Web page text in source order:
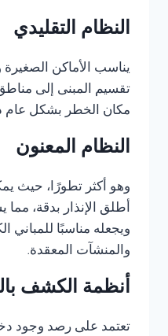
النظام التقليدي
يناسب الأماكن الصغيرة
تقسيم المبنى إلى
مكان الخطر بشكل عام
النظام المعنون
وهو أكثر تطورًا، حيث
أطلق الإنذار بدقة،
ويجعله مناسبًا للمباني
والمنشآت المعقدة.
أنظمة الكشف
تعتمد على رصد وجود